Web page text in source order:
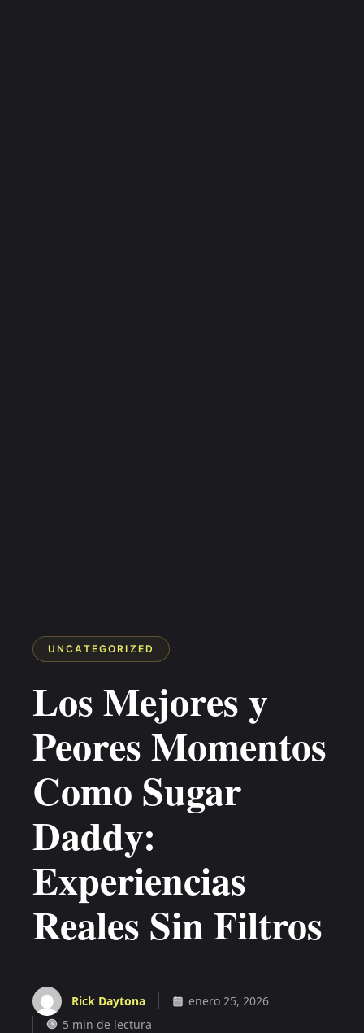
UNCATEGORIZED
Los Mejores y
Peores Momentos
Como Sugar
Daddy:
Experiencias
Reales Sin Filtros
Rick Daytona
enero 25, 2026
5 min de lectura